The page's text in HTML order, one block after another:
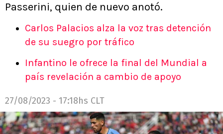
Passerini, quien de nuevo anotó.
Carlos Palacios alza la voz tras detención
de su suegro por tráfico
Infantino le ofrece la final del Mundial a
país revelación a cambio de apoyo
27/08/2023 - 17:18hs CLT